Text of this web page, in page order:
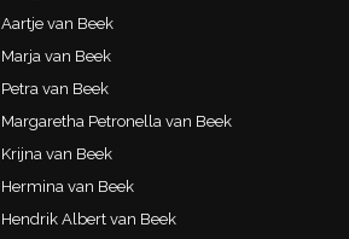
Aartje van Beek
Marja van Beek
Petra van Beek
Margaretha Petronella van Beek
Krijna van Beek
Hermina van Beek
Hendrik Albert van Beek